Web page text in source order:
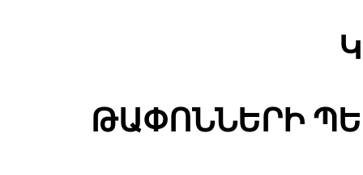
ԹԱՓՈՆՆԵՐԻ